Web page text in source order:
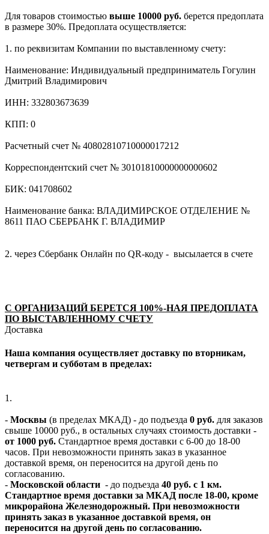
Для товаров стоимостью выше 10000 руб. берется предоплата
в размере 30%. Предоплата осуществляется:
1. по реквизитам Компании по выставленному счету:
Наименование: Индивидуальный предприниматель Гогулин
Дмитрий Владимирович
ИНН: 332803673639
КПП: 0
Расчетный счет № 40802810710000017212
Корреспондентский счет № 30101810000000000602
БИК: 041708602
Наименование банка: ВЛАДИМИРСКОЕ ОТДЕЛЕНИЕ №
8611 ПАО СБЕРБАНК Г. ВЛАДИМИР
2. через Сбербанк Онлайн по QR-коду - высылается в счете
С ОРГАНИЗАЦИЙ БЕРЕТСЯ 100%-НАЯ ПРЕДОПЛАТА
ПО ВЫСТАВЛЕННОМУ СЧЕТУ
Доставка
Наша компания осуществляет доставку по вторникам,
четвергам и субботам в пределах:
1.
- Москвы (в пределах МКАД) - до подъезда 0 руб. для заказов
свыше 10000 руб., в остальных случаях стоимость доставки -
от 1000 руб. Стандартное время доставки с 6-00 до 18-00
часов. При невозможности принять заказ в указанное
доставкой время, он переносится на другой день по
согласованию.
- Московской области - до подъезда 40 руб. с 1 км.
Стандартное время доставки за МКАД после 18-00, кроме
микрорайона Железнодорожный. При невозможности
принять заказ в указанное доставкой время, он
переносится на другой день по согласованию.